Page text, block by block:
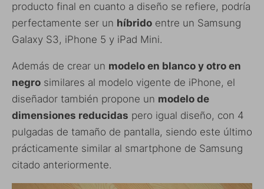
producto final en cuanto a diseño se refiere, podría
perfectamente ser un híbrido entre un Samsung
Galaxy S3, iPhone 5 y iPad Mini.
Además de crear un modelo en blanco y otro en
negro similares al modelo vigente de iPhone, el
diseñador también propone un modelo de
dimensiones reducidas pero igual diseño, con 4
pulgadas de tamaño de pantalla, siendo este último
prácticamente similar al smartphone de Samsung
citado anteriormente.